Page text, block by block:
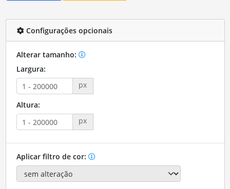
Configurações opcionais
Alterar tamanho:
Largura:
px
Altura:
px
Aplicar filtro de cor: